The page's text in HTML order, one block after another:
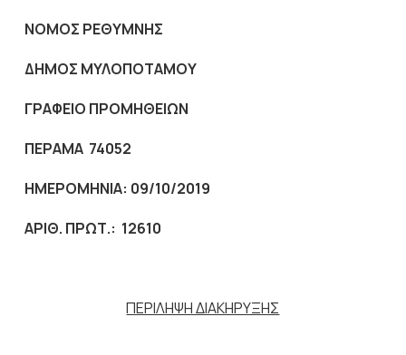
ΝΟΜΟΣ ΡΕΘΥΜΝΗΣ
ΔΗΜΟΣ ΜΥΛΟΠΟΤΑΜΟΥ
ΓΡΑΦΕΙΟ ΠΡΟΜΗΘΕΙΩΝ
ΠΕΡΑΜΑ 74052
ΗΜΕΡΟΜΗΝΙΑ: 09/10/2019
AΡΙΘ. ΠΡΩΤ.: 12610
ΠΕΡΙΛΗΨΗ ΔΙΑΚΗΡΥΞΗΣ